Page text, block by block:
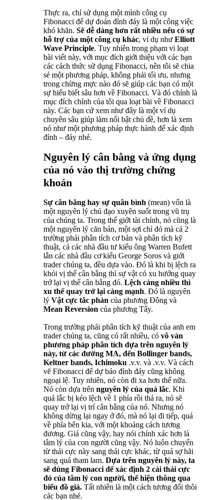
Thực ra, chỉ sử dụng một mình công cụ
Fibonacci để dự đoán đỉnh đáy là một công việc
khó khăn. Sẽ dễ dàng hơn rất nhiều nếu có sự
hỗ trợ của một công cụ khác, ví dụ như Elliott
Wave Principle. Tuy nhiên trong phạm vi loạt
bài viết này, với mục đích giới thiệu với các bạn
các cách thức sử dụng Fibonacci, nên tôi sẽ chia
sẻ một phương pháp, không phải tối ưu, nhưng
trong chừng mực nào đó sẽ giúp các bạn có một
sự hiểu biết sâu hơn về Fibonacci. Và đó chính là
mục đích chính của tôi qua loạt bài về Fibonacci
này. Các bạn cứ xem như đây là một ví dụ
chuyên sâu giúp làm nổi bật chủ đề, hơn là xem
nó như một phương pháp thực hành để xác định
đỉnh – đáy nhé.
Nguyên lý cân bằng và ứng dụng
của nó vào thị trường chứng
khoán
Sự cân bằng hay sự quân bình (mean) vốn là
một nguyên lý chủ đạo xuyên suốt trong vũ trụ
của chúng ta. Trong thế giới tài chính, nó cũng là
một nguyên lý căn bản, một sợi chỉ đỏ mà cả 2
trường phái phân tích cơ bản và phân tích kỹ
thuật, cả các nhà đầu tư kiểu ông Warren Bufett
lẫn các nhà đầu cơ kiểu George Soros và giới
trader chúng ta, đều dựa vào. Đó là khi bị lệch ra
khỏi vị thế cân bằng thì sự vật có xu hướng quay
trở lại vị thế cân bằng đó. Lệch càng nhiều thì
xu thế quay trở lại càng mạnh. Đó là nguyên
lý Vật cực tắc phản của phương Đông và
Mean Reversion của phương Tây.
Trong trường phái phân tích kỹ thuật của anh em
trader chúng ta, cũng có rất nhiều, có vô vàn
phương pháp phân tích dựa trên nguyên lý
này, từ các đường MA, đến Bollinger bands,
Keltner bands, Ichimoku .v.v. và .v.v. Và cách
vẽ Fibonacci để dự báo đỉnh đáy cũng không
ngoại lệ. Tuy nhiên, nó còn đi xa hơn thế nữa.
Nó còn dựa trên nguyên lý của quả lắc. Khi
quả lắc bị kéo lệch về 1 phía rồi thả ra, nó sẽ
quay trở lại vị trí cân bằng của nó. Nhưng nó
không dừng lại ngay ở đó, mà nó lại đi tiếp, quá
về phía bên kia, với một khoảng cách tương
đương. Giá cũng vậy, hay nói chính xác hơn là
tâm lý của con người cũng vậy. Nó luôn chuyển
từ thái cực này sang thái cực khác, từ quá sợ hãi
sang quá tham lam. Dựa trên nguyên lý này, ta
sẽ dùng Fibonacci để xác định 2 cái thái cực
đó của tâm lý con người, thể hiện thông qua
biểu đồ giá. Tất nhiên là một cách tương đối thôi
các bạn nhé.